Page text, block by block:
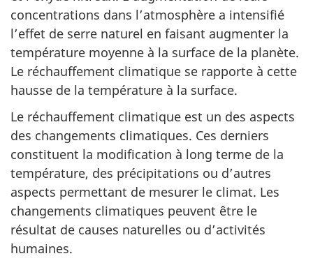
concentrations dans l’atmosphère a intensifié
l’effet de serre naturel en faisant augmenter la
température moyenne à la surface de la planète.
Le réchauffement climatique se rapporte à cette
hausse de la température à la surface.
Le réchauffement climatique est un des aspects
des changements climatiques. Ces derniers
constituent la modification à long terme de la
température, des précipitations ou d’autres
aspects permettant de mesurer le climat. Les
changements climatiques peuvent être le
résultat de causes naturelles ou d’activités
humaines.